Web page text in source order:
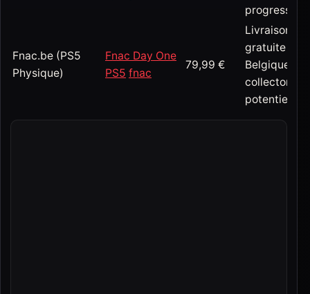
progression.
Fnac.be (PS5
Physique)
Fnac Day One
PS5 fnac
79,99 €
Livraison
gratuite
Belgique ;
collector
potentiel.